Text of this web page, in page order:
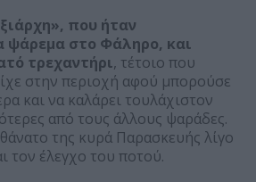
που ήταν
ψάρεμα στο Φάληρο, και
τρεχαντήρι, τέτοιο που
στην περιοχή αφού μπορούσε
και να καλάρει τουλάχιστον
από τους άλλους ψαράδες.
της κυρά Παρασκευής λίγο
τον έλεγχο του ποτού.